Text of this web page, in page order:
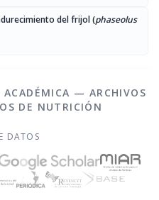
del frijol (phaseolus
ACADÉMICA — ARCHIVOS
DE NUTRICIÓN
DATOS